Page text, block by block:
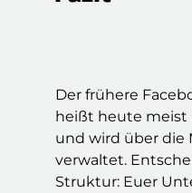
Der frühere
heißt heute meist
und wird über die
verwaltet.
Struktur: Euer